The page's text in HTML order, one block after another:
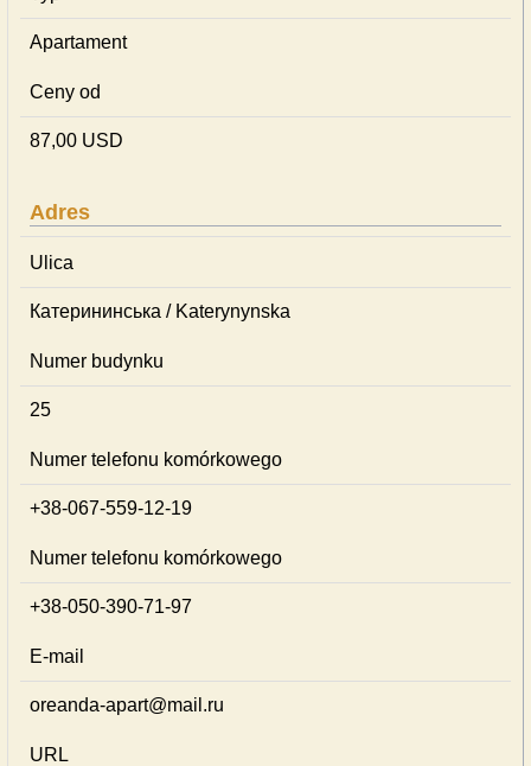
Apartament
Ceny od
87,00 USD
Adres
Ulica
Катерининська / Katerynynska
Numer budynku
25
Numer telefonu komórkowego
+38-067-559-12-19
Numer telefonu komórkowego
+38-050-390-71-97
E-mail
oreanda-apart@mail.ru
URL